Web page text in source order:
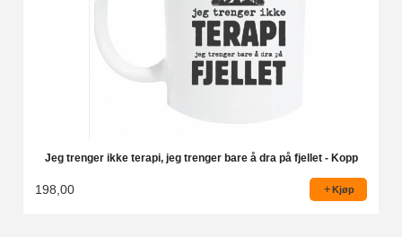
Jeg trenger ikke terapi, jeg trenger bare å dra på fjellet - Kopp
198,00 Kjøp